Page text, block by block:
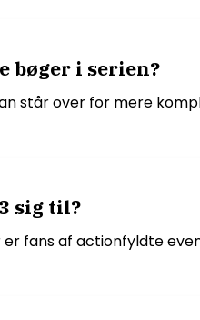
bøger i serien?
står over for mere
sig til?
fans af actionfyldte